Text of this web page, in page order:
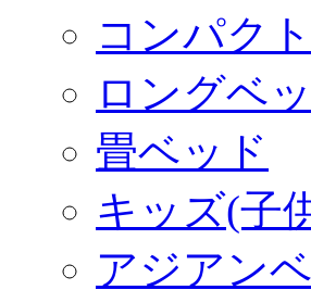
コンパク
ロングベ
畳ベッド
キッズ(子
アジアン